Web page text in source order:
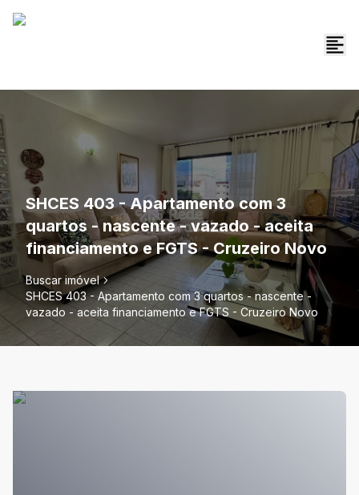
SHCES 403 - Apartamento com 3
quartos - nascente - vazado - aceita
financiamento e FGTS - Cruzeiro Novo
Buscar imóvel
SHCES 403 - Apartamento com 3 quartos - nascente -
vazado - aceita financiamento e FGTS - Cruzeiro Novo